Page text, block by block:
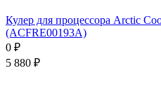
Кулер для процессора Arctic
(ACFRE00193A)
0 ₽
5 880 ₽